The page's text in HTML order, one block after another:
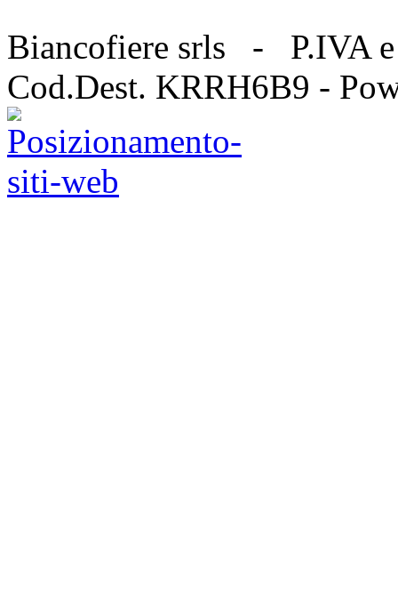
Biancofiere srls - P.IVA
Cod.Dest. KRRH6B9 -